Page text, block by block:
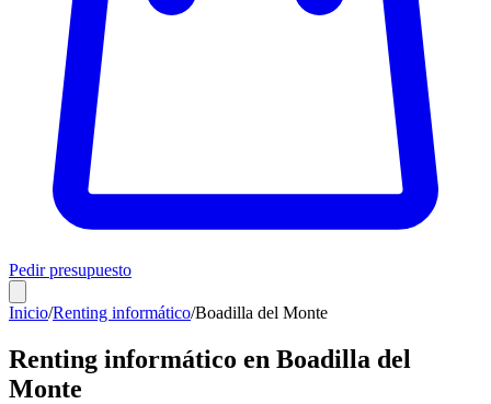
Pedir presupuesto
Inicio/Renting informático/Boadilla del Monte
Renting informático en Boadilla del
Monte